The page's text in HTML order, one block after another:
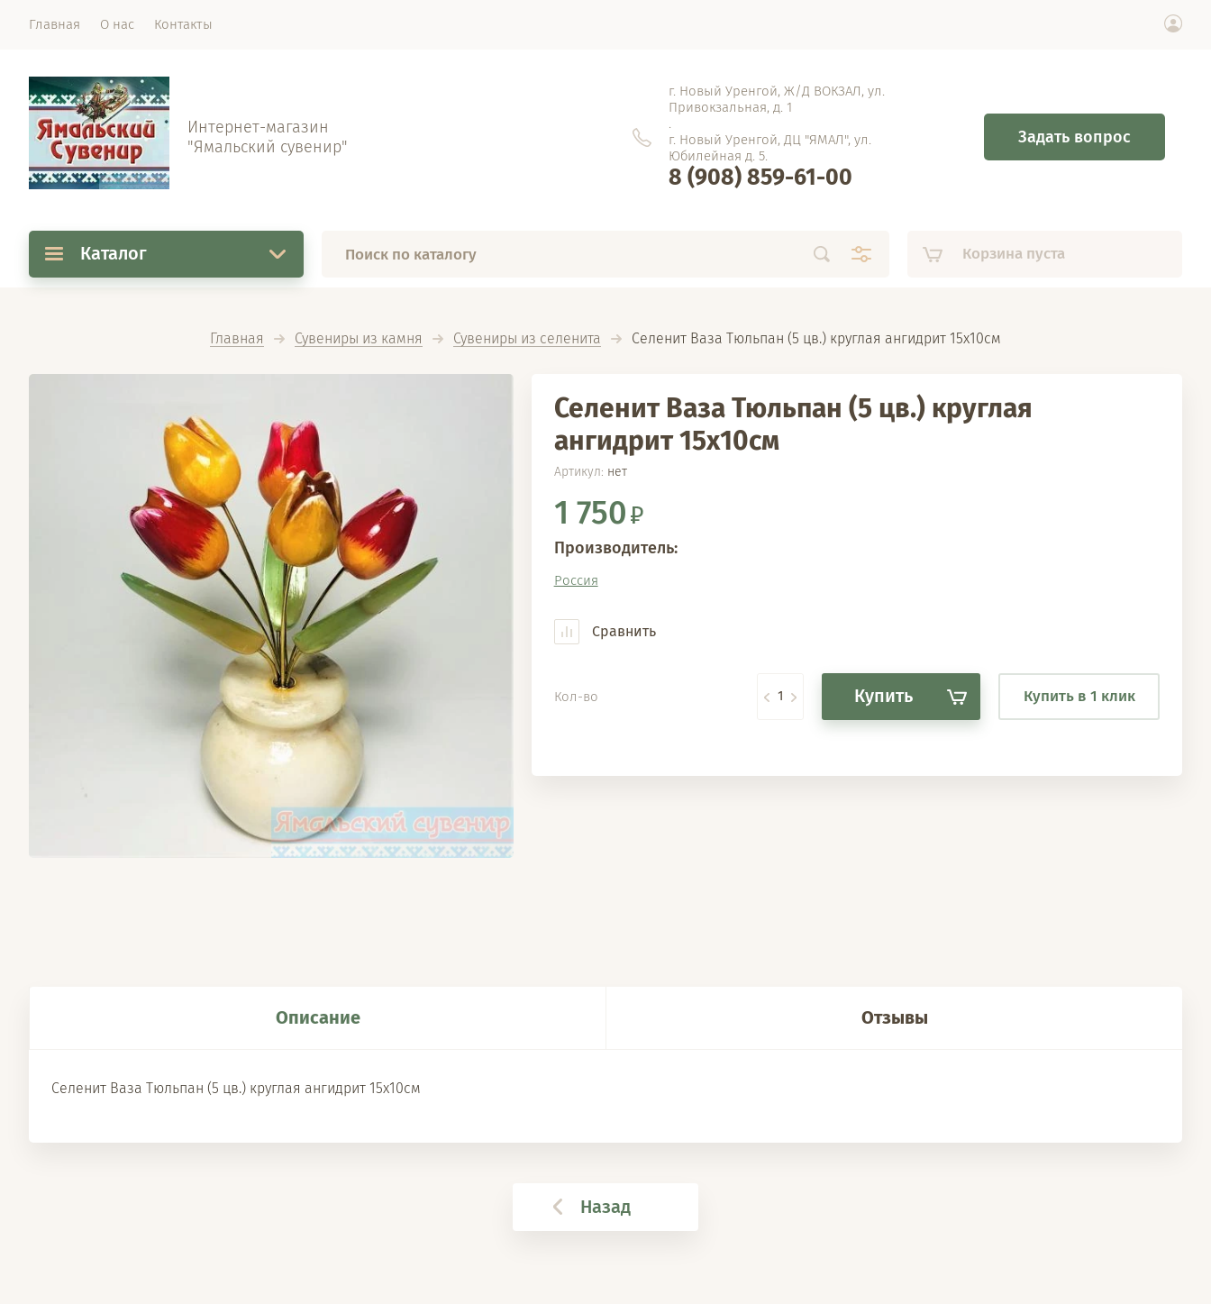
Главная О нас Контакты
Интернет-магазин
"Ямальский сувенир"
г. Новый Уренгой, Ж/Д ВОКЗАЛ, ул.
Привокзальная, д. 1
.
г. Новый Уренгой, ДЦ "ЯМАЛ", ул.
Юбилейная д. 5.
8 (908) 859-61-00
Задать вопрос
Каталог Корзина пуста
Главная Сувениры из камня Сувениры из селенита
  Селенит Ваза Тюльпан (5 цв.) круглая ангидрит 15х10см
Селенит Ваза Тюльпан (5 цв.) круглая
ангидрит 15х10см
Артикул: нет
1 750
Производитель:
Россия
Сравнить
Кол-во Купить Купить в 1 клик
Описание Отзывы
Селенит Ваза Тюльпан (5 цв.) круглая ангидрит 15х10см
Назад